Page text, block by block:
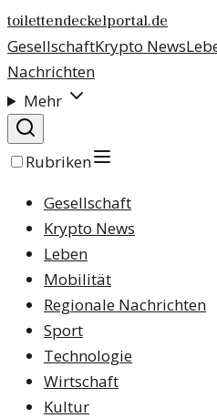
toilettendeckelportal.de
GesellschaftKrypto News
Nachrichten
Mehr
Rubriken
Gesellschaft
Krypto News
Leben
Mobilität
Regionale Nachrichten
Sport
Technologie
Wirtschaft
Kultur